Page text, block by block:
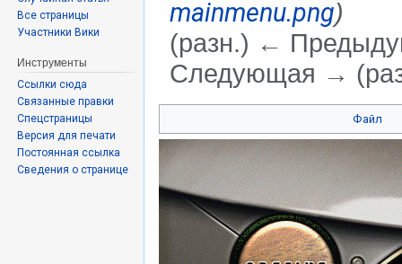
mainmenu.png)
(разн.) ←
Следующая →
к
навигации
к
поиску
Файл
Все страницы
Участники Вики
Инструменты
Ссылки сюда
Связанные правки
Спецстраницы
Версия для печати
Постоянная ссылка
Сведения о странице